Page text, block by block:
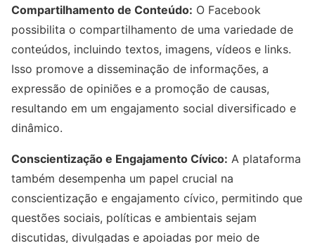
Compartilhamento de Conteúdo: O Facebook
possibilita o compartilhamento de uma variedade de
conteúdos, incluindo textos, imagens, vídeos e links.
Isso promove a disseminação de informações, a
expressão de opiniões e a promoção de causas,
resultando em um engajamento social diversificado e
dinâmico.
Conscientização e Engajamento Cívico: A plataforma
também desempenha um papel crucial na
conscientização e engajamento cívico, permitindo que
questões sociais, políticas e ambientais sejam
discutidas, divulgadas e apoiadas por meio de